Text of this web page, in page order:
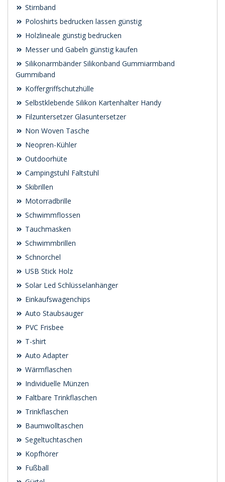
Stirnband
Poloshirts bedrucken lassen günstig
Holzlineale günstig bedrucken
Messer und Gabeln günstig kaufen
Silikonarmbänder Silikonband Gummiarmband
Gummiband
Koffergriffschutzhülle
Selbstklebende Silikon Kartenhalter Handy
Filzuntersetzer Glasuntersetzer
Non Woven Tasche
Neopren-Kühler
Outdoorhüte
Campingstuhl Faltstuhl
Skibrillen
Motorradbrille
Schwimmflossen
Tauchmasken
Schwimmbrillen
Schnorchel
USB Stick Holz
Solar Led Schlüsselanhänger
Einkaufswagenchips
Auto Staubsauger
PVC Frisbee
T-shirt
Auto Adapter
Wärmflaschen
Individuelle Münzen
Faltbare Trinkflaschen
Trinkflaschen
Baumwolltaschen
Segeltuchtaschen
Kopfhörer
Fußball